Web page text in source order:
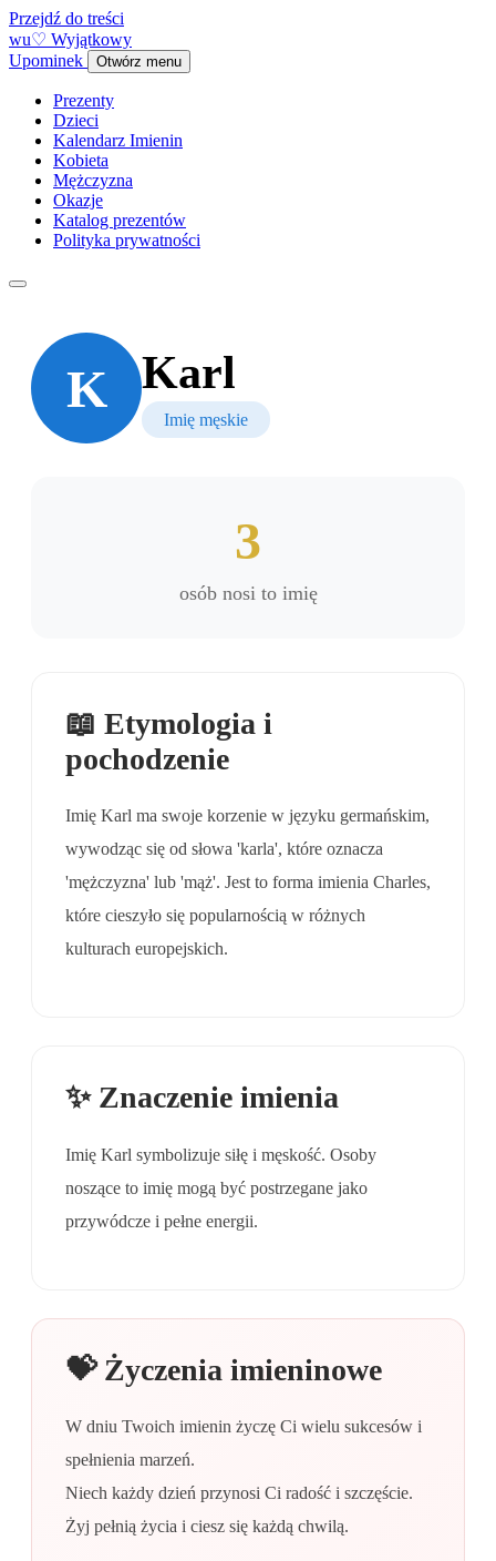
Przejdź do treści
wu♡ Wyjątkowy
Upominek
Otwórz menu
Prezenty
Dzieci
Kalendarz Imienin
Kobieta
Mężczyzna
Okazje
Katalog prezentów
Polityka prywatności
K Karl
Imię męskie
3
osób nosi to imię
📖 Etymologia i
pochodzenie
Imię Karl ma swoje korzenie w języku germańskim,
wywodząc się od słowa 'karla', które oznacza
'mężczyzna' lub 'mąż'. Jest to forma imienia Charles,
które cieszyło się popularnością w różnych
kulturach europejskich.
✨ Znaczenie imienia
Imię Karl symbolizuje siłę i męskość. Osoby
noszące to imię mogą być postrzegane jako
przywódcze i pełne energii.
💝 Życzenia imieninowe
W dniu Twoich imienin życzę Ci wielu sukcesów i
spełnienia marzeń.
Niech każdy dzień przynosi Ci radość i szczęście.
Żyj pełnią życia i ciesz się każdą chwilą.